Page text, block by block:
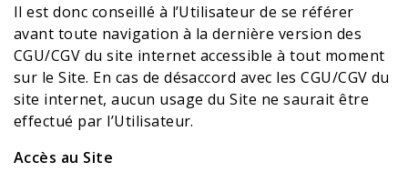
Il est donc conseillé à l’Utilisateur de se référer
avant toute navigation à la dernière version des
CGU/CGV du site internet accessible à tout moment
sur le Site. En cas de désaccord avec les CGU/CGV du
site internet, aucun usage du Site ne saurait être
effectué par l’Utilisateur.
Accès au Site